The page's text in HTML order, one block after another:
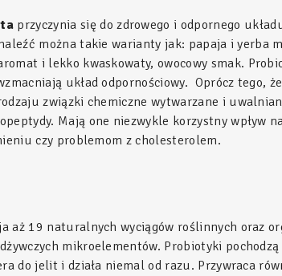
przyczynia się do zdrowego i odpornego
można takie warianty jak: papaja i yerba
i lekko kwaskowaty, owocowy smak.
układ odpornościowy. Oprócz
związki chemiczne wytwarzane i
Mają one niezwykle korzystny wpływ
czy problemom z cholesterolem.
aż 19 naturalnych wyciągów roślinnych oraz
mikroelementów. Probiotyki
do jelit i działa niemal od razu. Przywraca